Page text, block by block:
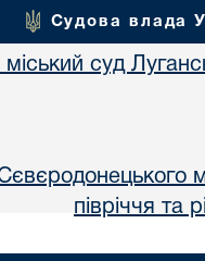
Судова влада
суд
півріччя та